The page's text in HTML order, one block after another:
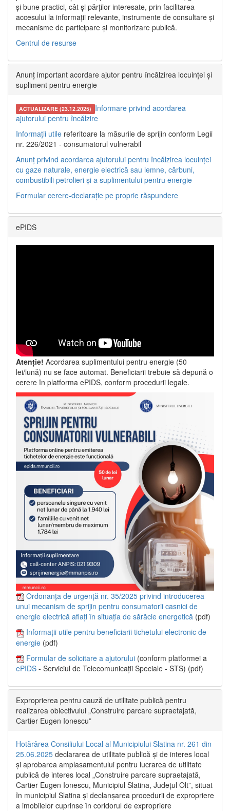
și bune practici, cât și părților interesate, prin facilitarea
accesului la informații relevante, instrumente de consultare și
mecanisme de participare și monitorizare publică.
Centrul de resurse
Anunț important acordare ajutor pentru încălzirea locuinței și
supliment pentru energie
ACTUALIZARE (23.12.2025) Informare privind acordarea
ajutorului pentru încălzire
Informații utile referitoare la măsurile de sprijin conform Legii
nr. 226/2021 - consumatorul vulnerabil
Anunț privind acordarea ajutorului pentru încălzirea locuinței
cu gaze naturale, energie electrică sau lemne, cărbuni,
combustibili petrolieri și a suplimentului pentru energie
Formular cerere-declarație pe proprie răspundere
ePIDS
Atenție! Acordarea suplimentului pentru energie (50
lei/lună) nu se face automat. Beneficiarii trebuie să depună o
cerere în platforma ePIDS, conform procedurii legale.
Ordonanța de urgență nr. 35/2025 privind introducerea
unui mecanism de sprijin pentru consumatorii casnici de
energie electrică aflați în situația de sărăcie energetică (pdf)
Informații utile pentru beneficiarii tichetului electronic de
energie (pdf)
Formular de solicitare a ajutorului (conform platformei a
ePIDS - Serviciul de Telecomunicații Speciale - STS) (pdf)
Exproprierea pentru cauză de utilitate publică pentru
realizarea obiectivului „Construire parcare supraetajată,
Cartier Eugen Ionescu”
Hotărârea Consiliului Local al Municipiului Slatina nr. 261 din
25.06.2025 declararea de utilitate publică și de interes local
și aprobarea amplasamentului pentru lucrarea de utilitate
publică de interes local „Construire parcare supraetajată,
Cartier Eugen Ionescu, Municipiul Slatina, Județul Olt”, situat
în municipiul Slatina și declanșarea procedurii de expropriere
a imobilelor cuprinse în coridorul de expropriere